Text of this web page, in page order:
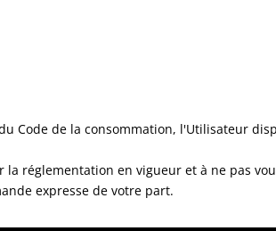
Code de la consommation, l'Utilisateur
la réglementation en vigueur et à ne pas
expresse de votre part.